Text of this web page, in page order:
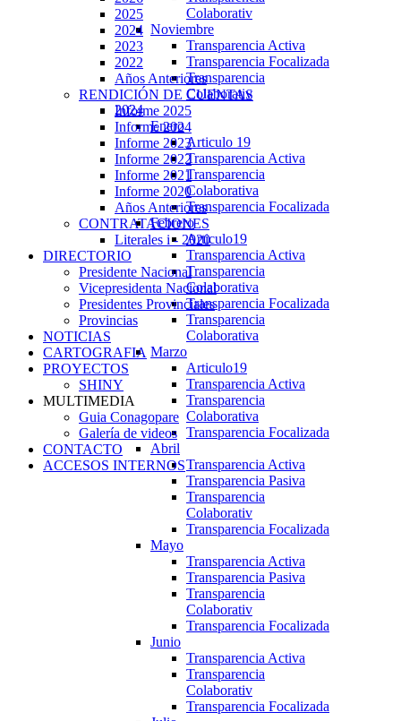
Colaborativ
Noviembre
Transparencia Activa
Transparencia Focalizada
Transparencia
Colaborativ
2024
Enero
Articulo 19
Transparencia Activa
Transparencia
Colaborativa
Transparencia Focalizada
Febrero
Articulo19
Transparencia Activa
Transparencia
Colaborativa
Transparencia Focalizada
Transparencia
Colaborativa
Marzo
Articulo19
Transparencia Activa
Transparencia
Colaborativa
Transparencia Focalizada
Abril
Transparencia Activa
Transparencia Pasiva
Transparencia
Colaborativ
Transparencia Focalizada
Mayo
Transparencia Activa
Transparencia Pasiva
Transparencia
Colaborativ
Transparencia Focalizada
Junio
Transparencia Activa
Transparencia
Colaborativ
Transparencia Focalizada
2025
2024
2023
2022
Años Anteriores
RENDICIÓN DE CUENTAS
Informe 2025
Informe 2024
Informe 2023
Informe 2022
Informe 2021
Informe 2020
Años Anteriores
CONTRATACIONES
Literales i - 2020
DIRECTORIO
Presidente Nacional
Vicepresidenta Nacional
Presidentes Provinciales
Provincias
NOTICIAS
CARTOGRAFIA
PROYECTOS
SHINY
MULTIMEDIA
Guia Conagopare
Galería de videos
CONTACTO
ACCESOS INTERNOS